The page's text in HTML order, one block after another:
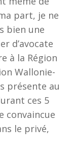
part, je ne
bien une
d’avocate
à la Région
Wallonie-
présente au
ces 5
convaincue
le privé,